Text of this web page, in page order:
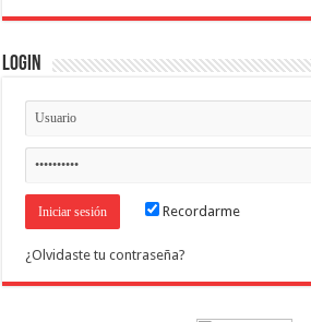
Login
Recordarme
¿Olvidaste tu contraseña?